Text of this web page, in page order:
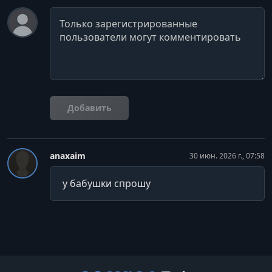
Комментарий
Добавить
anaxaim 30 июн. 2026 г., 07:58
у бабушки спрошу